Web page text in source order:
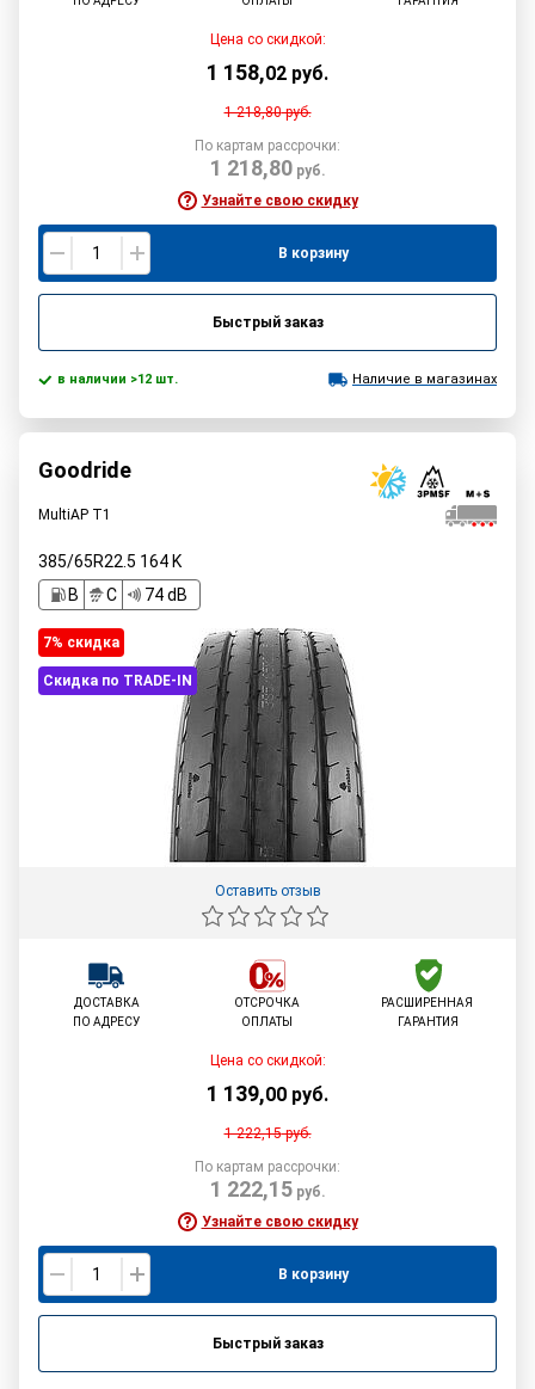
Цена со скидкой:
1 158,02 руб.
1 218,80руб.
По картам рассрочки:
1 218,80руб.
Узнайте свою скидку
В корзину
Быстрый заказ
в наличии >12 шт. Наличие в магазинах
Goodride
MultiAP T1
385/65R22.5 164K
B
C 74 dB
7% cкидка
Скидка по TRADE-IN
Оставить отзыв
ДОСТАВКА
ПО АДРЕСУ
ОТСРОЧКА
ОПЛАТЫ
РАСШИРЕННАЯ
ГАРАНТИЯ
Цена со скидкой:
1 139,00 руб.
1 222,15руб.
По картам рассрочки:
1 222,15руб.
Узнайте свою скидку
В корзину
Быстрый заказ